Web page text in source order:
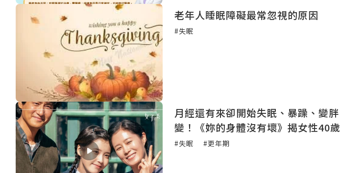
老年人睡眠障礙最常忽視的原因
#失眠
月經還有來卻開始失眠、暴躁、變
變！《妳的身體沒有壞》揭女性40
#失眠 #更年期